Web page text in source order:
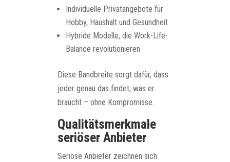
Individuelle Privatangebote für
Hobby, Haushalt und Gesundheit
Hybride Modelle, die Work-Life-
Balance revolutionieren
Diese Bandbreite sorgt dafür, dass
jeder genau das findet, was er
braucht – ohne Kompromisse.
Qualitätsmerkmale
seriöser Anbieter
Seriöse Anbieter zeichnen sich